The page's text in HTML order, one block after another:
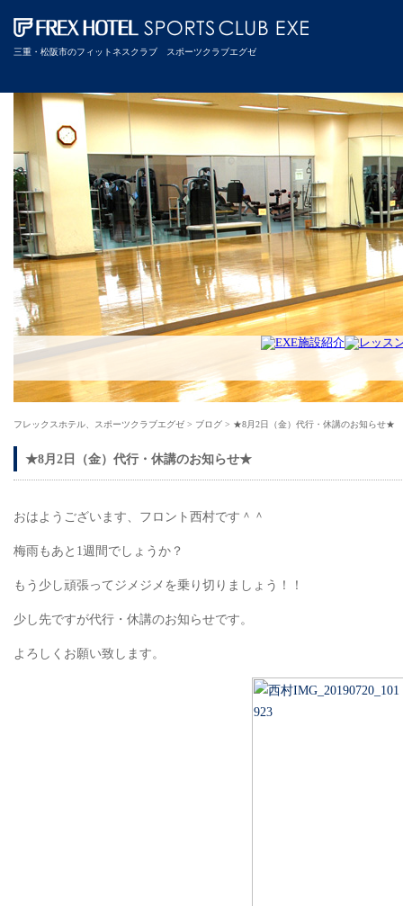
三重・松阪市のフィットネスクラブ スポーツクラブエグゼ
フレックスホテル、スポーツクラブエグゼ > ブログ > ★8月2日（金）代行・休講のお知らせ★
★8月2日（金）代行・休講のお知らせ★
おはようございます、フロント西村です＾＾
梅雨もあと1週間でしょうか？
もう少し頑張ってジメジメを乗り切りましょう！！
少し先ですが代行・休講のお知らせです。
よろしくお願い致します。